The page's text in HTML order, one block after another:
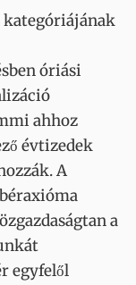
kategóriájának
óriási
ahhoz
évtizedek
A
a
egyfelől